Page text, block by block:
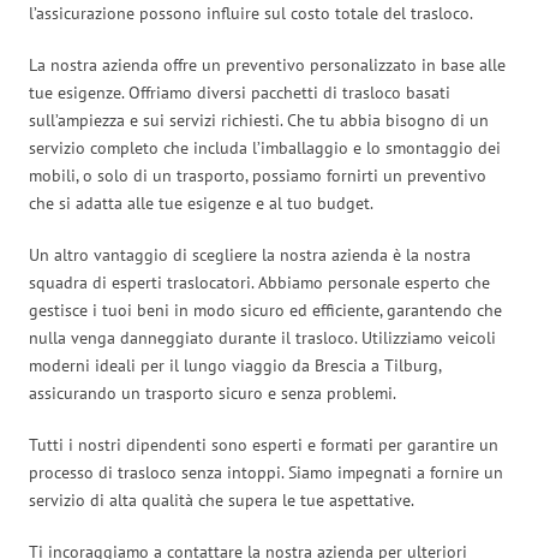
l’assicurazione possono influire sul costo totale del trasloco.
La nostra azienda offre un preventivo personalizzato in base alle
tue esigenze. Offriamo diversi pacchetti di trasloco basati
sull’ampiezza e sui servizi richiesti. Che tu abbia bisogno di un
servizio completo che includa l’imballaggio e lo smontaggio dei
mobili, o solo di un trasporto, possiamo fornirti un preventivo
che si adatta alle tue esigenze e al tuo budget.
Un altro vantaggio di scegliere la nostra azienda è la nostra
squadra di esperti traslocatori. Abbiamo personale esperto che
gestisce i tuoi beni in modo sicuro ed efficiente, garantendo che
nulla venga danneggiato durante il trasloco. Utilizziamo veicoli
moderni ideali per il lungo viaggio da Brescia a Tilburg,
assicurando un trasporto sicuro e senza problemi.
Tutti i nostri dipendenti sono esperti e formati per garantire un
processo di trasloco senza intoppi. Siamo impegnati a fornire un
servizio di alta qualità che supera le tue aspettative.
Ti incoraggiamo a contattare la nostra azienda per ulteriori